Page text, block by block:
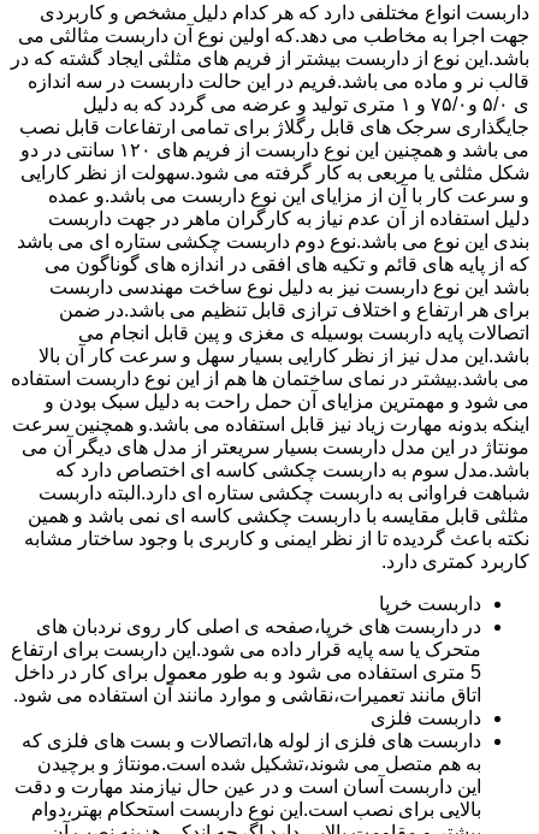
داربست انواع مختلفی دارد که هر کدام دلیل مشخص و کاربردی
جهت اجرا به مخاطب می دهد.که اولین نوع آن داربست مثالثی می
باشد.این نوع از داربست بیشتر از فریم های مثلثی ایجاد گشته که در
قالب نر و ماده می باشد.فریم در این حالت داربست در سه اندازه
ی ۵/۰ و۷۵/۰ و ۱ متری تولید و عرضه می گردد که به دلیل
جایگذاری سرجک های قابل رگلاژ برای تمامی ارتفاعات قابل نصب
می باشد و همچنین این نوع داربست از فریم های ۱۲۰ سانتی در دو
شکل مثلثی یا مربعی به کار گرفته می شود.سهولت از نظر کارایی
و سرعت کار با آن از مزایای این نوع داربست می باشد.و عمده
دلیل استفاده از آن عدم نیاز به کارگران ماهر در جهت داربست
بندی این نوع می باشد.نوع دوم داربست چکشی ستاره ای می باشد
که از پایه های قائم و تکیه های افقی در اندازه های گوناگون می
باشد این نوع داربست نیز به دلیل نوع ساخت مهندسی داربست
برای هر ارتفاع و اختلاف ترازی قابل تنظیم می باشد.در ضمن
اتصالات پایه داربست بوسیله ی مغزی و پین قابل انجام می
باشد.این مدل نیز از نظر کارایی بسیار سهل و سرعت کار آن بالا
می باشد.بیشتر در نمای ساختمان ها هم از این نوع داربست استفاده
می شود و مهمترین مزایای آن حمل راحت به دلیل سبک بودن و
اینکه بدونه مهارت زیاد نیز قابل استفاده می باشد.و همچنین سرعت
مونتاژ در این مدل داربست بسیار سریعتر از مدل های دیگر آن می
باشد.مدل سوم به داربست چکشی کاسه ای اختصاص دارد که
شباهت فراوانی به داربست چکشی ستاره ای دارد.البته داربست
مثلثی قابل مقایسه با داربست چکشی کاسه ای نمی باشد و همین
نکته باعث گردیده تا از نظر ایمنی و کاربری با وجود ساختار مشابه
کاربرد کمتری دارد.
داربست خرپا
در داربست های خرپا،صفحه ی اصلی کار روی نردبان های
متحرک یا سه پایه قرار داده می شود.این داربست برای ارتفاع
5 متری استفاده می شود و به طور معمول برای کار در داخل
اتاق مانند تعمیرات،نقاشی و موارد مانند آن استفاده می شود.
داربست فلزی
داربست های فلزی از لوله ها،اتصالات و بست های فلزی که
به هم متصل می شوند،تشکیل شده است.مونتاژ و برچیدن
این داربست آسان است و در عین حال نیازمند مهارت و دقت
بالایی برای نصب است.این نوع داربست استحکام بهتر،دوام